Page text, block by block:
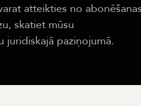
atteikties no
skatiet mūsu
juridiskajā paziņojumā.